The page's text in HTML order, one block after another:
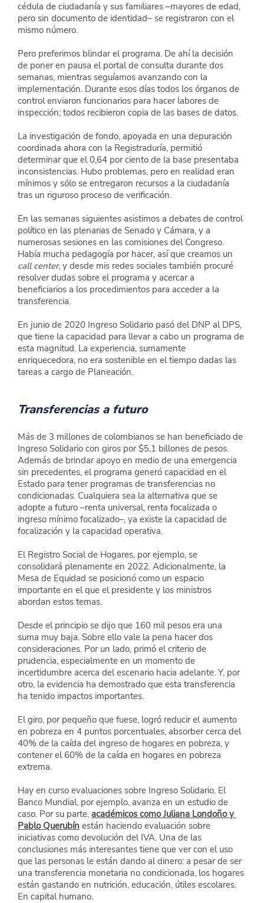
cédula de ciudadanía y sus familiares –mayores de edad,
pero sin documento de identidad– se registraron con el
mismo número.
Pero preferimos blindar el programa. De ahí la decisión
de poner en pausa el portal de consulta durante dos
semanas, mientras seguíamos avanzando con la
implementación. Durante esos días todos los órganos de
control enviaron funcionarios para hacer labores de
inspección; todos recibieron copia de las bases de datos.
La investigación de fondo, apoyada en una depuración
coordinada ahora con la Registraduría, permitió
determinar que el 0,64 por ciento de la base presentaba
inconsistencias. Hubo problemas, pero en realidad eran
mínimos y sólo se entregaron recursos a la ciudadanía
tras un riguroso proceso de verificación.
En las semanas siguientes asistimos a debates de control
político en las plenarias de Senado y Cámara, y a
numerosas sesiones en las comisiones del Congreso.
Había mucha pedagogía por hacer, así que creamos un
call center, y desde mis redes sociales también procuré
resolver dudas sobre el programa y acercar a
beneficiarios a los procedimientos para acceder a la
transferencia.
En junio de 2020 Ingreso Solidario pasó del DNP al DPS,
que tiene la capacidad para llevar a cabo un programa de
esta magnitud. La experiencia, sumamente
enriquecedora, no era sostenible en el tiempo dadas las
tareas a cargo de Planeación.
Transferencias a futuro
Más de 3 millones de colombianos se han beneficiado de
Ingreso Solidario con giros por $5,1 billones de pesos.
Además de brindar apoyo en medio de una emergencia
sin precedentes, el programa generó capacidad en el
Estado para tener programas de transferencias no
condicionadas. Cualquiera sea la alternativa que se
adopte a futuro –renta universal, renta focalizada o
ingreso mínimo focalizado–, ya existe la capacidad de
focalización y la capacidad operativa.
El Registro Social de Hogares, por ejemplo, se
consolidará plenamente en 2022. Adicionalmente, la
Mesa de Equidad se posicionó como un espacio
importante en el que el presidente y los ministros
abordan estos temas.
Desde el principio se dijo que 160 mil pesos era una
suma muy baja. Sobre ello vale la pena hacer dos
consideraciones. Por un lado, primó el criterio de
prudencia, especialmente en un momento de
incertidumbre acerca del escenario hacia adelante. Y, por
otro, la evidencia ha demostrado que esta transferencia
ha tenido impactos importantes.
El giro, por pequeño que fuese, logró reducir el aumento
en pobreza en 4 puntos porcentuales, absorber cerca del
40% de la caída del ingreso de hogares en pobreza, y
contener el 60% de la caída en hogares en pobreza
extrema.
Hay en curso evaluaciones sobre Ingreso Solidario. El
Banco Mundial, por ejemplo, avanza en un estudio de
caso. Por su parte, académicos como Juliana Londoño y
Pablo Querubín están haciendo evaluación sobre
iniciativas como devolución del IVA. Una de las
conclusiones más interesantes tiene que ver con el uso
que las personas le están dando al dinero: a pesar de ser
una transferencia monetaria no condicionada, los hogares
están gastando en nutrición, educación, útiles escolares.
En capital humano.